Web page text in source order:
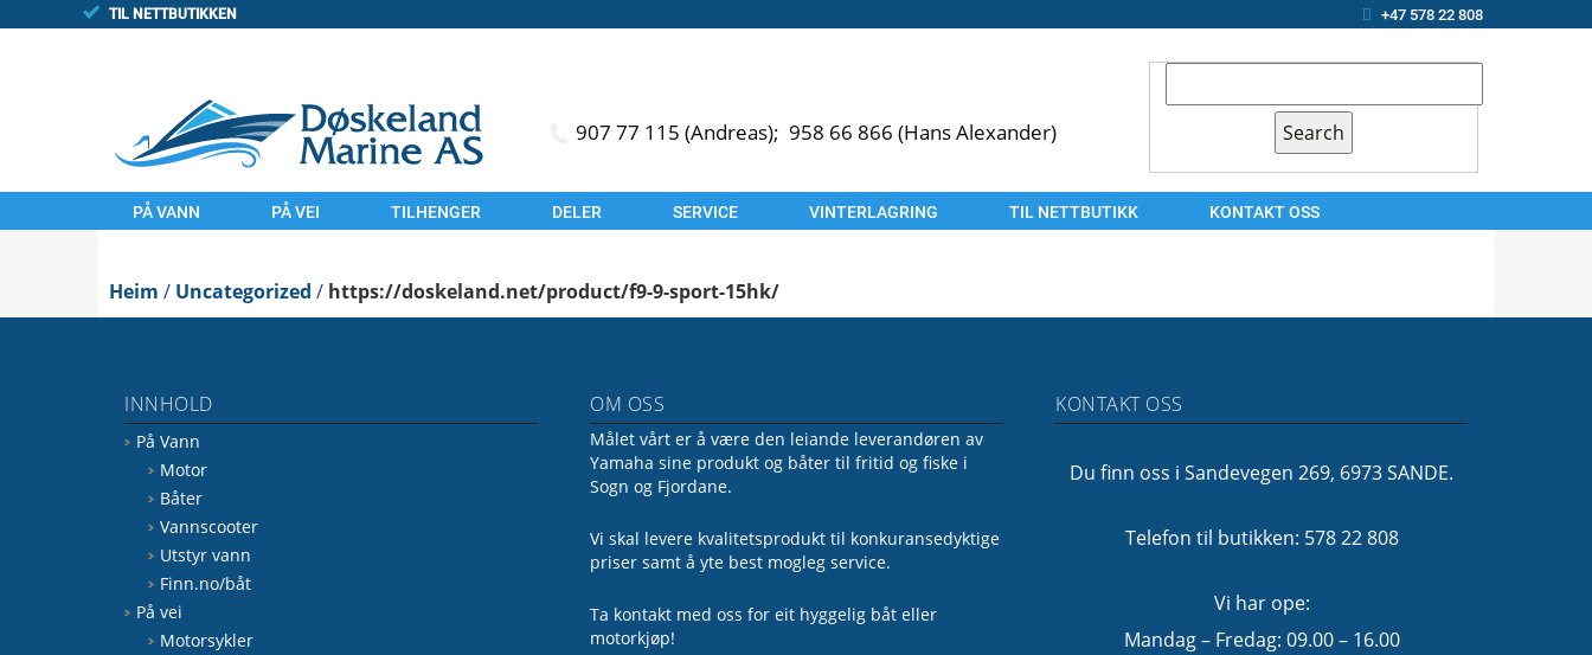
TIL NETTBUTIKKEN +47 578 22 808
907 77 115 (Andreas); 958 66 866 (Hans Alexander)
PÅ VANN
BÅTER
VANN
FINN.NO/BÅT
PÅ VEI
UTSTYR
TILHENGER
FINN/TORGET
DELER SERVICE VINTERLAGRING TIL NETTBUTIKK
KONTAKT OSS
FØLG
Heim / Uncategorized / https://doskeland.net/product/f9-9-sport-15hk/
INNHOLD
På Vann
Motor
Båter
Vannscooter
Utstyr vann
Finn.no/båt
På vei
Motorsykler
OM OSS
Målet vårt er å være den leiande leverandøren av
Yamaha sine produkt og båter til fritid og fiske i
Sogn og Fjordane.
Vi skal levere kvalitetsprodukt til konkuransedyktige
priser samt å yte best mogleg service.
Ta kontakt med oss for eit hyggelig båt eller
motorkjøp!
KONTAKT OSS
Du finn oss i Sandevegen 269, 6973 SANDE.
Telefon til butikken: 578 22 808
Vi har ope:
Mandag – Fredag: 09.00 – 16.00